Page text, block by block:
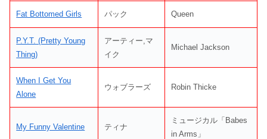
Fat Bottomed Girls パック Queen
P.Y.T. (Pretty Young
Thing)
アーティー,マ
イク
Michael Jackson
When I Get You
Alone
ウォブラーズ Robin Thicke
My Funny Valentine ティナ
ミュージカル「Babes
in Arms」